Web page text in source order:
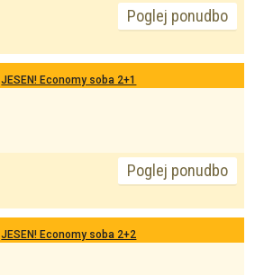
Poglej ponudbo
JESEN! Economy soba 2+1
Poglej ponudbo
JESEN! Economy soba 2+2